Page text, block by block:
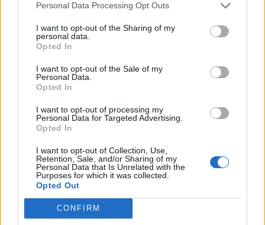
Personal Data Processing Opt Outs
I want to opt-out of the Sharing of my
personal data.
Opted In
I want to opt-out of the Sale of my
Personal Data.
Opted In
I want to opt-out of processing my
Personal Data for Targeted Advertising.
Opted In
I want to opt-out of Collection, Use,
Retention, Sale, and/or Sharing of my
Personal Data that Is Unrelated with the
Purposes for which it was collected.
Opted Out
CONFIRM
Aktuelt
Nordjyder kan se årtiets største
solformørkelse
Emilie Nesheim Shaw
Følg os på Discover